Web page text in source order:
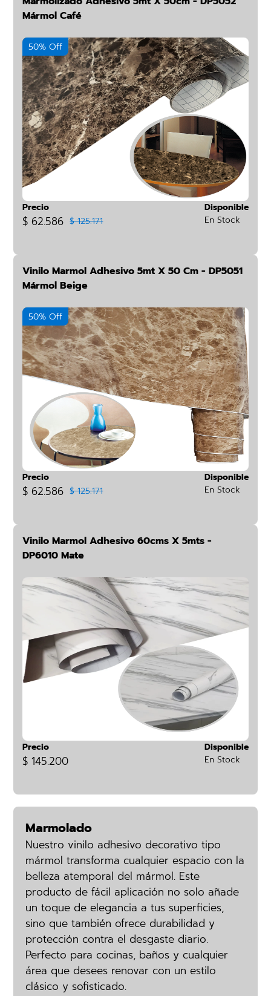
Mármol Café
50% Off
Precio
$ 62.586 $ 125.171
Disponible
En Stock
Vinilo Marmol Adhesivo 5mt X 50 Cm - DP5051
Mármol Beige
50% Off
Precio
$ 62.586 $ 125.171
Disponible
En Stock
Vinilo Marmol Adhesivo 60cms X 5mts -
DP6010 Mate
Precio
$ 145.200
Disponible
En Stock
Marmolado
Nuestro vinilo adhesivo decorativo tipo
mármol transforma cualquier espacio con la
belleza atemporal del mármol. Este
producto de fácil aplicación no solo añade
un toque de elegancia a tus superficies,
sino que también ofrece durabilidad y
protección contra el desgaste diario.
Perfecto para cocinas, baños y cualquier
área que desees renovar con un estilo
clásico y sofisticado.